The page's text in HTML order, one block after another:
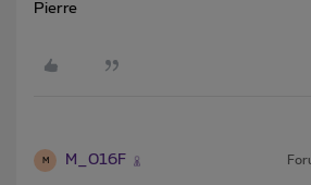
Pierre
M M_016F